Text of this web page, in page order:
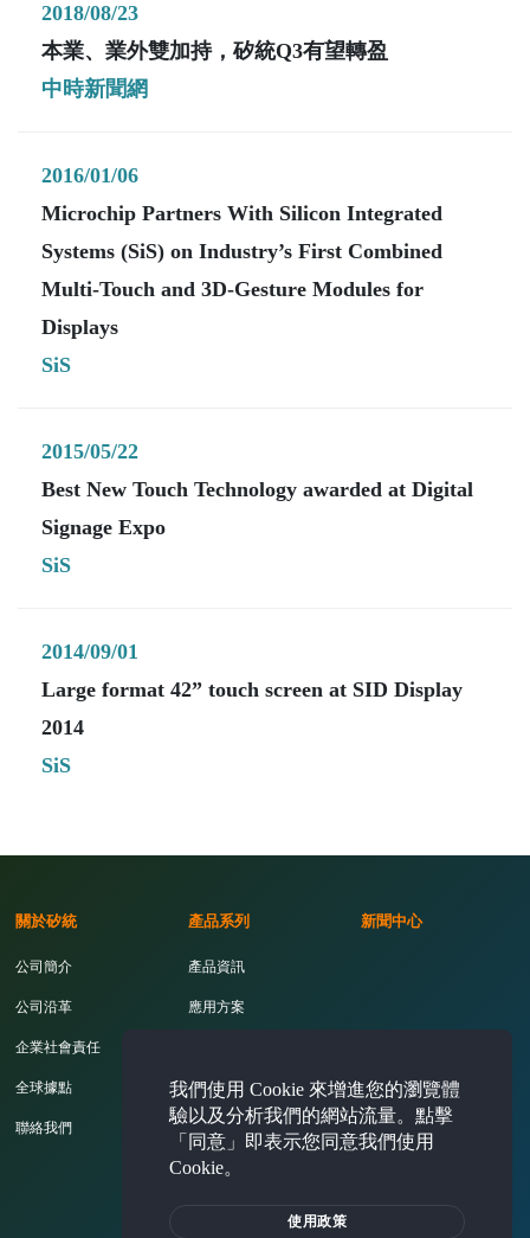
2018/08/23
本業、業外雙加持，矽統Q3有望轉盈
中時新聞網
2016/01/06
Microchip Partners With Silicon Integrated
Systems (SiS) on Industry’s First Combined
Multi-Touch and 3D-Gesture Modules for
Displays
SiS
2015/05/22
Best New Touch Technology awarded at Digital
Signage Expo
SiS
2014/09/01
Large format 42” touch screen at SID Display
2014
SiS
關於矽統
公司簡介
公司沿革
企業社會責任
全球據點
聯絡我們
產品系列
產品資訊
應用方案
新聞中心
我們使用 Cookie 來增進您的瀏覽體
驗以及分析我們的網站流量。點擊
「同意」即表示您同意我們使用
Cookie。
使用政策